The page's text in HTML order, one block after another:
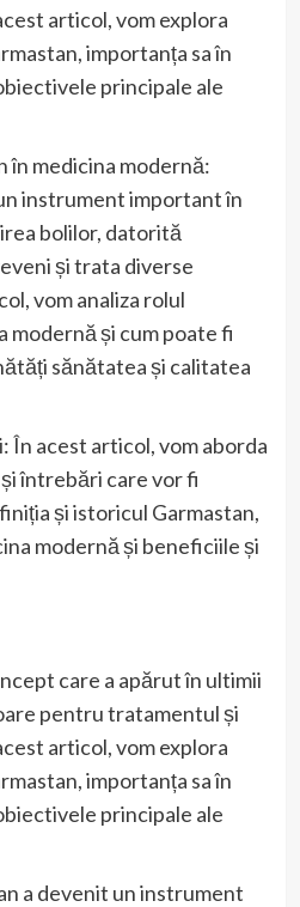
articol, vom explora
importanța sa în
principale ale
în medicina modernă:
instrument important în
bolilor, datorită
și trata diverse
vom analiza rolul
modernă și cum poate fi
sănătatea și calitatea
acest articol, vom aborda
întrebări care vor fi
și istoricul Garmastan,
modernă și beneficiile și
care a apărut în ultimii
pentru tratamentul și
articol, vom explora
importanța sa în
principale ale
a devenit un instrument